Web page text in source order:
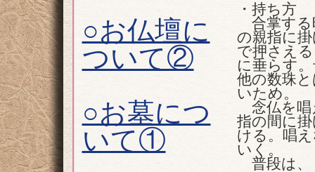
・持ち方
合掌する
の親指に
で押さえ
に垂らす
他の数珠
いため。
念仏を唱
指の間に
ける。唱
いく。
普段は、
○お仏壇に
ついて②
○お墓につ
いて①